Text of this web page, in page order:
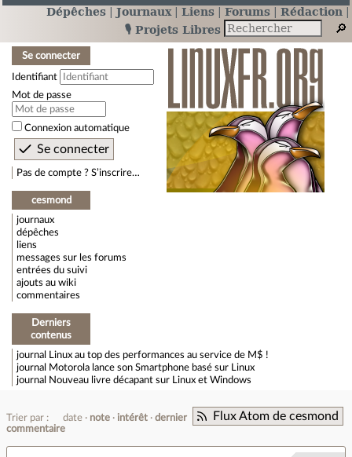
Dépêches Journaux Liens Forums
Rédaction
🎙️ Projets Libres
Se connecter
Identifiant
Mot de passe
Connexion automatique
Pas de compte ? S’inscrire…
cesmond
journaux
dépêches
liens
messages sur les forums
entrées du suivi
ajouts au wiki
commentaires
Derniers
contenus
journal
Linux au top des performances au service de M$ !
journal
Motorola lance son Smartphone basé sur Linux
journal
Nouveau livre décapant sur Linux et Windows
Flux Atom de cesmond
Trier par : date note intérêt
dernier
commentaire